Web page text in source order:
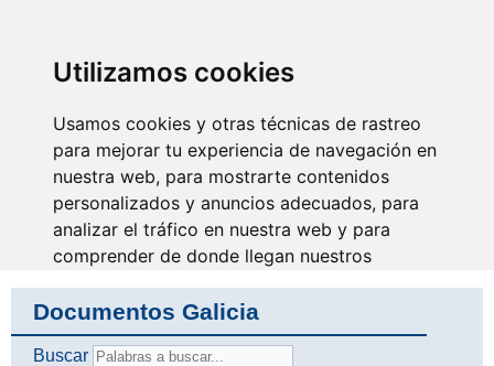
Utilizamos cookies
Usamos cookies y otras técnicas de rastreo
para mejorar tu experiencia de navegación en
nuestra web, para mostrarte contenidos
personalizados y anuncios adecuados, para
analizar el tráfico en nuestra web y para
comprender de donde llegan nuestros
visitantes.
Aceptar
Con tu apoyo los Técnicos
lograremos el merecido
reconocimiento
Documentos Galicia
Buscar